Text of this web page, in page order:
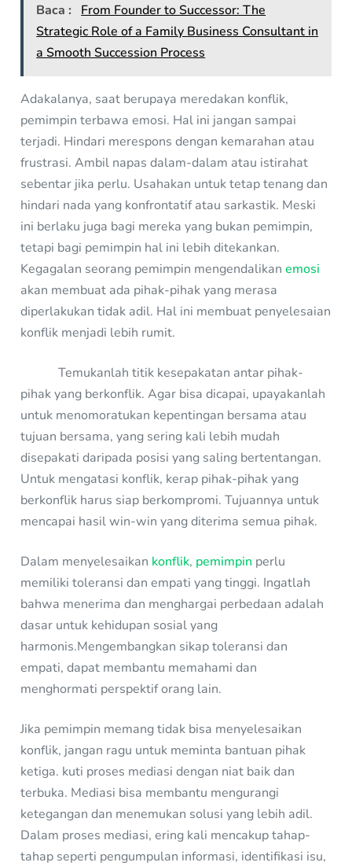
Baca :
From Founder to Successor: The
Strategic Role of a Family Business Consultant in
a Smooth Succession Process
Adakalanya, saat berupaya meredakan konflik,
pemimpin terbawa emosi. Hal ini jangan sampai
terjadi. Hindari merespons dengan kemarahan atau
frustrasi. Ambil napas dalam-dalam atau istirahat
sebentar jika perlu. Usahakan untuk tetap tenang dan
hindari nada yang konfrontatif atau sarkastik. Meski
ini berlaku juga bagi mereka yang bukan pemimpin,
tetapi bagi pemimpin hal ini lebih ditekankan.
Kegagalan seorang pemimpin mengendalikanemosi
akan membuat ada pihak-pihak yang merasa
diperlakukan tidak adil. Hal ini membuat penyelesaian
konflik menjadi lebih rumit.
Temukanlah titik kesepakatan antar pihak-
pihak yang berkonflik. Agar bisa dicapai, upayakanlah
untuk menomoratukan kepentingan bersama atau
tujuan bersama, yang sering kali lebih mudah
disepakati daripada posisi yang saling bertentangan.
Untuk mengatasi konflik, kerap pihak-pihak yang
berkonflik harus siap berkompromi. Tujuannya untuk
mencapai hasil win-win yang diterima semua pihak.
Dalam menyelesaikan konflik, pemimpin perlu
memiliki toleransi dan empati yang tinggi. Ingatlah
bahwa menerima dan menghargai perbedaan adalah
dasar untuk kehidupan sosial yang
harmonis.Mengembangkan sikap toleransi dan
empati, dapat membantu memahami dan
menghormati perspektif orang lain.
Jika pemimpin memang tidak bisa menyelesaikan
konflik, jangan ragu untuk meminta bantuan pihak
ketiga. kuti proses mediasi dengan niat baik dan
terbuka. Mediasi bisa membantu mengurangi
ketegangan dan menemukan solusi yang lebih adil.
Dalam proses mediasi, ering kali mencakup tahap-
tahap seperti pengumpulan informasi, identifikasi isu,